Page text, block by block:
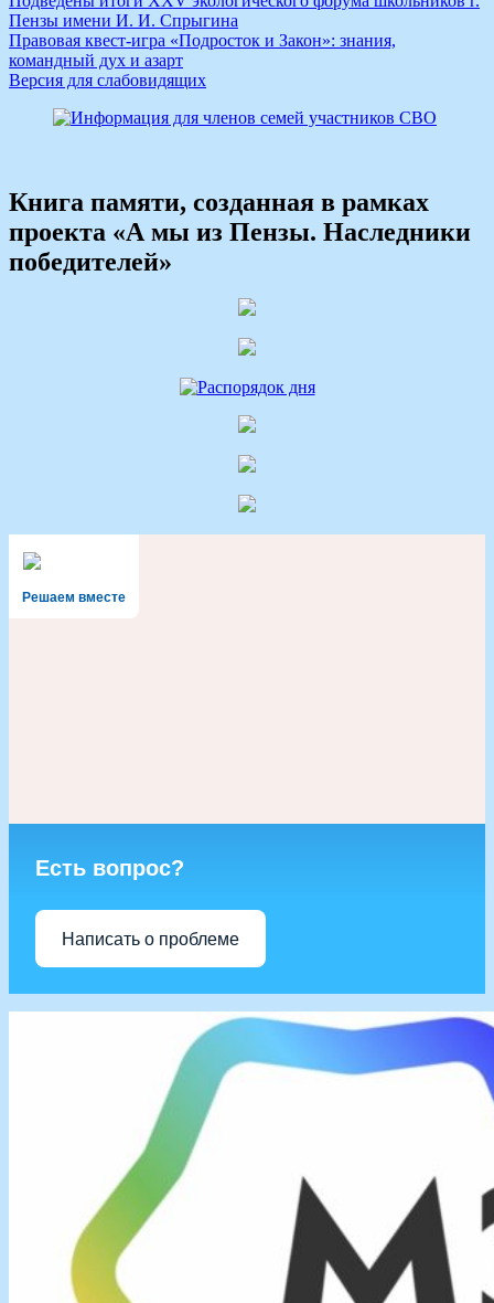
Пензы имени И. И. Спрыгина
Правовая квест‑игра «Подросток и Закон»: знания,
командный дух и азарт
Версия для слабовидящих
Книга памяти, созданная в рамках
проекта «А мы из Пензы. Наследники
победителей»
Решаем вместе
Есть вопрос?
Написать о проблеме